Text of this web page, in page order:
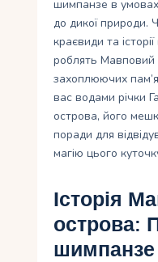
шимпанзе в
до дикої природи.
краєвиди та
роблять Мавповий
захоплюючих
вас водами річки
острова, його
поради для
магію цього
Історія
острова:
шимпанзе